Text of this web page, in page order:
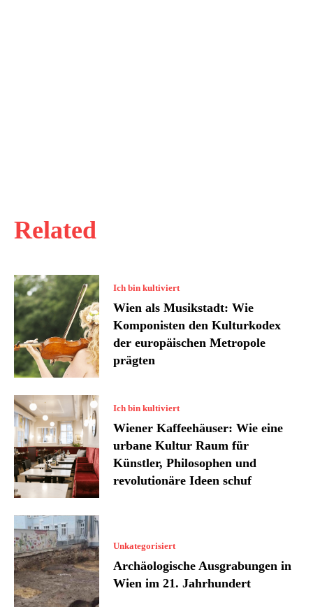
Related
Ich bin kultiviert
Wien als Musikstadt: Wie
Komponisten den Kulturkodex
der europäischen Metropole
prägten
Ich bin kultiviert
Wiener Kaffeehäuser: Wie eine
urbane Kultur Raum für
Künstler, Philosophen und
revolutionäre Ideen schuf
Unkategorisiert
Archäologische Ausgrabungen in
Wien im 21. Jahrhundert